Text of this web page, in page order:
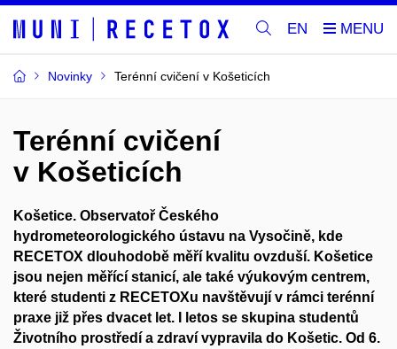
EN
Novinky Terénní cvičení v Košeticích
Terénní cvičení
v Košeticích
Košetice. Observatoř Českého
hydrometeorologického ústavu na Vysočině, kde
RECETOX dlouhodobě měří kvalitu ovzduší. Košetice
jsou nejen měřící stanicí, ale také výukovým centrem,
které studenti z RECETOXu navštěvují v rámci terénní
praxe již přes dvacet let. I letos se skupina studentů
Životního prostředí a zdraví vypravila do Košetic. Od 6.